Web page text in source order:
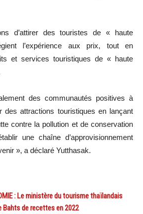
d’attirer des touristes de « haute
l’expérience aux prix, tout en
et services touristiques de « haute
des communautés positives à
des attractions touristiques en lançant
contre la pollution et de conservation
une chaîne d’approvisionnement
», a déclaré Yutthasak.
: Le ministère du tourisme thaïlandais
Bahts de recettes en 2022